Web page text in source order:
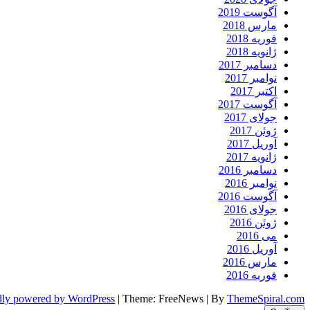
آگوست 2019
مارس 2018
فوریه 2018
ژانویه 2018
دسامبر 2017
نوامبر 2017
اکتبر 2017
آگوست 2017
جولای 2017
ژوئن 2017
آوریل 2017
ژانویه 2017
دسامبر 2016
نوامبر 2016
آگوست 2016
جولای 2016
ژوئن 2016
می 2016
آوریل 2016
مارس 2016
فوریه 2016
powered by WordPress | Theme: FreeNews | By ThemeSpiral.com